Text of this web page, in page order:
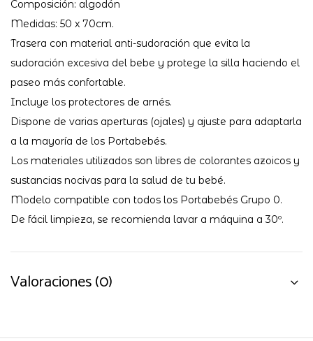
Composición: algodón
Medidas: 50 x 70cm.
Trasera con material anti-sudoración que evita la
sudoración excesiva del bebe y protege la silla haciendo el
paseo más confortable.
Incluye los protectores de arnés.
Dispone de varias aperturas (ojales) y ajuste para adaptarla
a la mayoría de los Portabebés.
Los materiales utilizados son libres de colorantes azoicos y
sustancias nocivas para la salud de tu bebé.
Modelo compatible con todos los Portabebés Grupo 0.
De fácil limpieza, se recomienda lavar a máquina a 30º.
Valoraciones (0)